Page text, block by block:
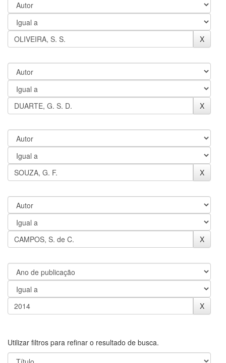
Utilizar filtros para refinar o resultado de busca.